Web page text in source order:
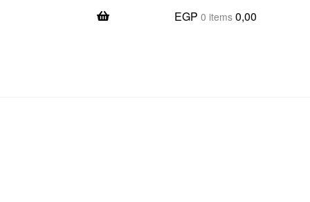
0,00
EGP 0 items